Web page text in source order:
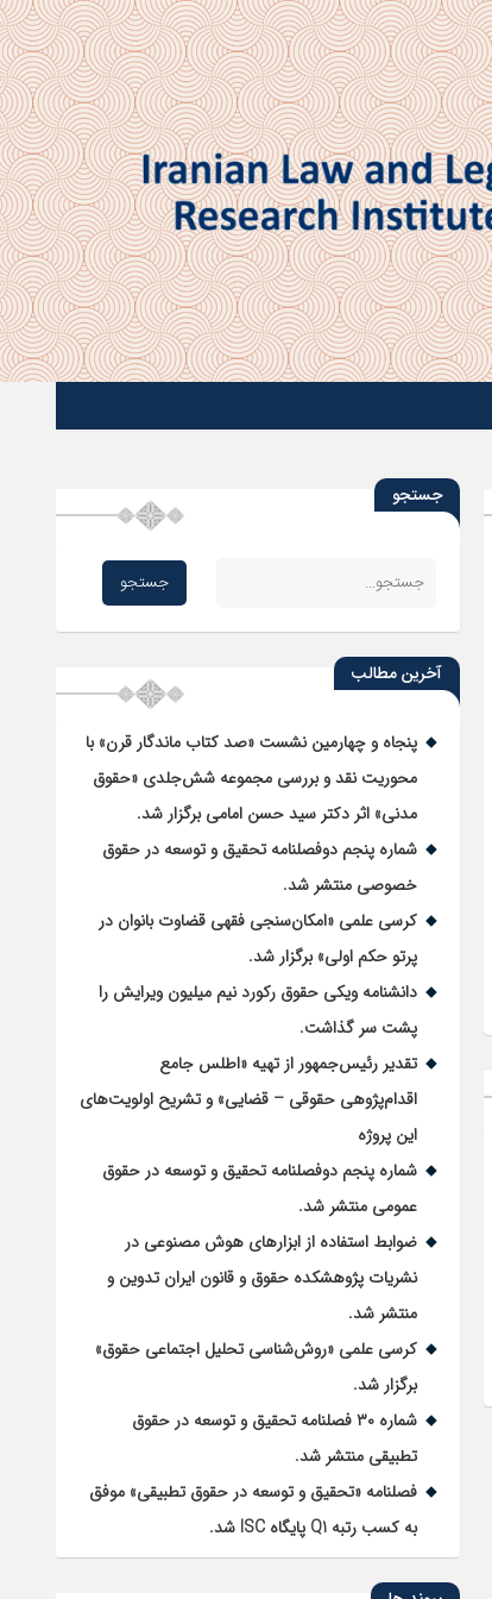
1401/07/20
بررسی و ارزیابی پیش‌نویس لایحه
ثبت اشخاص حقوقی
جستجو
آخرین مطالب
پنجاه و چهارمین نشست «صد کتاب ماندگار قرن» با
محوریت نقد و بررسی مجموعه شش‌جلدی «حقوق
مدنی» اثر دکتر سید حسن امامی برگزار شد.
شماره پنجم دوفصلنامه تحقیق و توسعه در حقوق
خصوصی منتشر شد.
کرسی علمی «امکان‌سنجی فقهی قضاوت بانوان در
پرتو حکم اولی» برگزار شد.
دانشنامه ویکی حقوق رکورد نیم میلیون ویرایش را
پشت سر گذاشت.
تقدیر رئیس‌جمهور از تهیه «اطلس جامع
اقدام‌پژوهی حقوقی – قضایی» و تشریح اولویت‌های
این پروژه
شماره پنجم دوفصلنامه تحقیق و توسعه در حقوق
عمومی منتشر شد.
ضوابط استفاده از ابزارهای هوش مصنوعی در
نشریات پژوهشکده حقوق و قانون ایران تدوین و
منتشر شد.
کرسی علمی «روش‌شناسی تحلیل اجتماعی حقوق»
برگزار شد.
شماره ۳۰ فصلنامه تحقیق و توسعه در حقوق
تطبیقی منتشر شد.
فصلنامه «تحقیق و توسعه در حقوق تطبیقی» موفق
به کسب رتبه Q1 پایگاه ISC شد.